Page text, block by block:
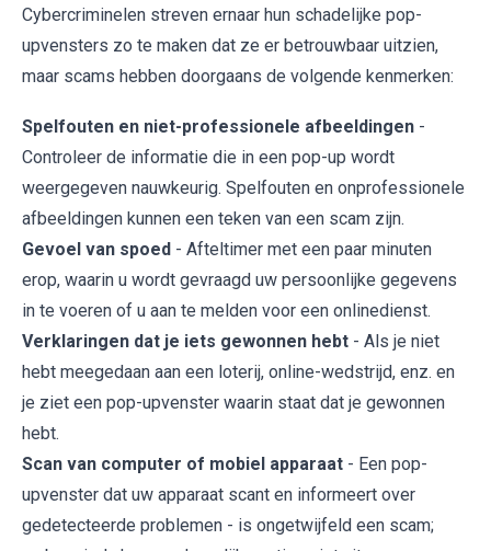
Cybercriminelen streven ernaar hun schadelijke pop-
upvensters zo te maken dat ze er betrouwbaar uitzien,
maar scams hebben doorgaans de volgende kenmerken:
Spelfouten en niet-professionele afbeeldingen -
Controleer de informatie die in een pop-up wordt
weergegeven nauwkeurig. Spelfouten en onprofessionele
afbeeldingen kunnen een teken van een scam zijn.
Gevoel van spoed - Afteltimer met een paar minuten
erop, waarin u wordt gevraagd uw persoonlijke gegevens
in te voeren of u aan te melden voor een onlinedienst.
Verklaringen dat je iets gewonnen hebt - Als je niet
hebt meegedaan aan een loterij, online-wedstrijd, enz. en
je ziet een pop-upvenster waarin staat dat je gewonnen
hebt.
Scan van computer of mobiel apparaat - Een pop-
upvenster dat uw apparaat scant en informeert over
gedetecteerde problemen - is ongetwijfeld een scam;